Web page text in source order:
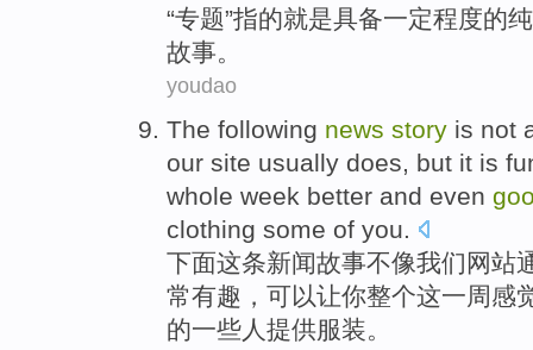
“专题”指的就是具备一定程度的纯
故事 。
youdao
The following news story is not
our site usually does, but it is
whole week better and even
clothing some of you.
下面这条新闻故事不像我们 网站
常有趣， 可以让你整个这一周感
的一些人 提供服装。